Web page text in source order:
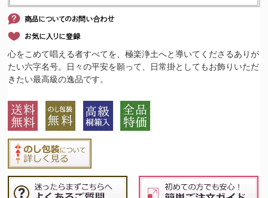
心をこめて唱える者すべてを、極楽浄土へと導いてくださるありが
たい六字名号。日々の平安を願って、日常掛としてもお飾りいただ
きたい最高級の逸品です。